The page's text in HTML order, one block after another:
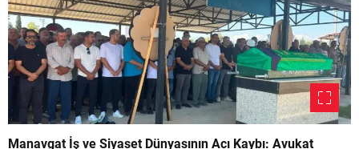
Manavgat İş ve Siyaset Dünyasının Acı Kaybı: Avukat